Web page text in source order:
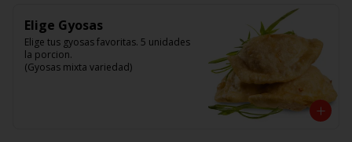
Elige Gyosas
Elige tus gyosas favoritas. 5 unidades
la porcion.
(Gyosas mixta variedad)